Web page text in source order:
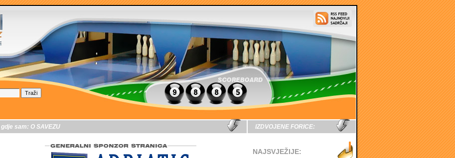
gdje sam: O SAVEZU IZDVOJENE FORICE:
NAJSVJEŽIJE: